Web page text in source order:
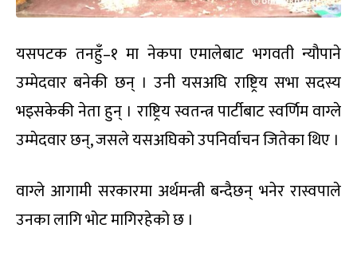
यसपटक तनहुँ–१ मा नेकपा एमालेबाट भगवती न्यौपाने
उम्मेदवार बनेकी छन् । उनी यसअघि राष्ट्रिय सभा सदस्य
भइसकेकी नेता हुन् । राष्ट्रिय स्वतन्त्र पार्टीबाट स्वर्णिम वाग्ले
उम्मेदवार छन्, जसले यसअघिको उपनिर्वाचन जितेका थिए ।
वाग्ले आगामी सरकारमा अर्थमन्त्री बन्दैछन् भनेर रास्वपाले
उनका लागि भोट मागिरहेको छ ।